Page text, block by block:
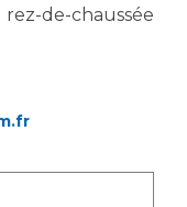
de-chaussée